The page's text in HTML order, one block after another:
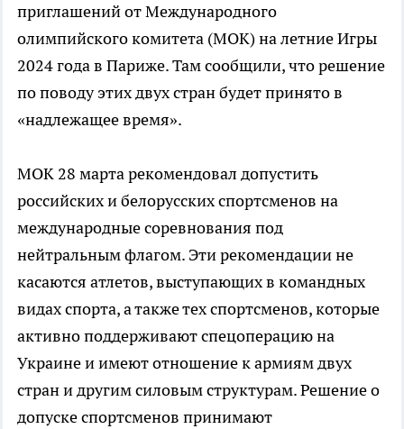
приглашений от Международного
олимпийского комитета (МОК) на летние Игры
2024 года в Париже. Там сообщили, что решение
по поводу этих двух стран будет принято в
«надлежащее время».
МОК 28 марта рекомендовал допустить
российских и белорусских спортсменов на
международные соревнования под
нейтральным флагом. Эти рекомендации не
касаются атлетов, выступающих в командных
видах спорта, а также тех спортсменов, которые
активно поддерживают спецоперацию на
Украине и имеют отношение к армиям двух
стран и другим силовым структурам. Решение о
допуске спортсменов принимают